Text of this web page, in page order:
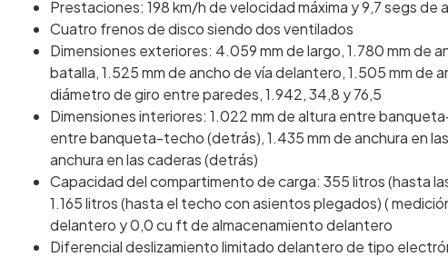
Prestaciones: 198 km/h de velocidad máxima y 9,7 segs
Cuatro frenos de disco siendo dos ventilados
Dimensiones exteriores: 4.059 mm de largo, 1.780 mm de
batalla, 1.525 mm de ancho de vía delantero, 1.505 mm de
diámetro de giro entre paredes, 1.942, 34,8 y 76,5
Dimensiones interiores: 1.022 mm de altura entre
entre banqueta-techo (detrás), 1.435 mm de anchura en
anchura en las caderas (detrás)
Capacidad del compartimento de carga: 355 litros (hasta
1.165 litros (hasta el techo con asientos plegados) (
delantero y 0,0 cu ft de almacenamiento delantero
Diferencial deslizamiento limitado delantero de tipo